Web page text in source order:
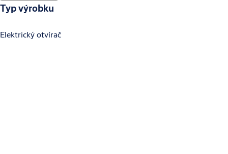
Typ výrobku
Elektrický otvírač